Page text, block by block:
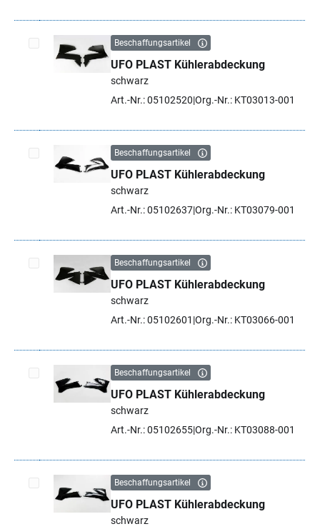
Artikel auswählen
Beschaffungsartikel
UFO PLAST Kühlerabdeckung
schwarz
Art.-Nr.: 05102520 Org.-Nr.: KT03013-001
Artikel auswählen
Beschaffungsartikel
UFO PLAST Kühlerabdeckung
schwarz
Art.-Nr.: 05102637Org.-Nr.: KT03079-001
Artikel auswählen
Beschaffungsartikel
UFO PLAST Kühlerabdeckung
schwarz
Art.-Nr.: 05102601 Org.-Nr.: KT03066-001
Artikel auswählen
Beschaffungsartikel
UFO PLAST Kühlerabdeckung
schwarz
Art.-Nr.: 05102655Org.-Nr.: KT03088-001
Artikel auswählen
Beschaffungsartikel
UFO PLAST Kühlerabdeckung
schwarz